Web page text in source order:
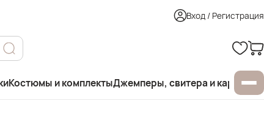
Вход / Регистрация
Костюмы и комплектыДжемперы, свитера и